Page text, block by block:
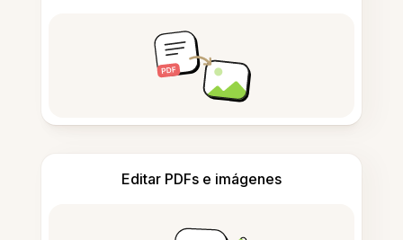
Editar PDFs e imágenes